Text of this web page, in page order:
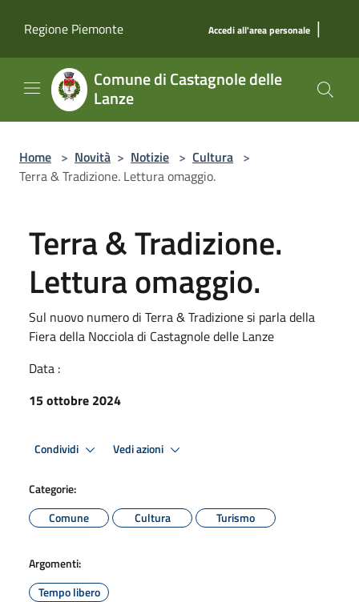
Regione Piemonte
Accedi all'area personale |
Comune di Castagnole delle
Lanze
Home > Novità > Notizie > Cultura >
Terra & Tradizione. Lettura omaggio.
Terra & Tradizione.
Lettura omaggio.
Sul nuovo numero di Terra & Tradizione si parla della
Fiera della Nocciola di Castagnole delle Lanze
Data :
15 ottobre 2024
Condividi Vedi azioni
Categorie:
Comune
Cultura Turismo
Argomenti:
Tempo libero